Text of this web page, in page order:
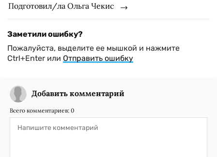
Подготовил/ла Ольга Чекис
Заметили ошибку?
Пожалуйста, выделите ее мышкой и нажмите
Ctrl+Enter или Отправить ошибку
Добавить комментарий
Всего комментариев: 0